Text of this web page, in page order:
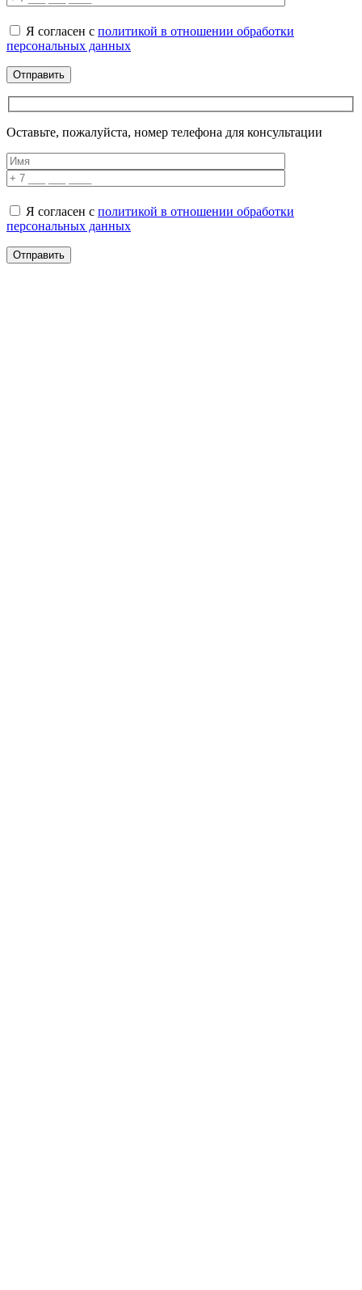
Я согласен с политикой в отношении обработки
персональных данных
Оставьте, пожалуйста, номер телефона для консультации
Я согласен с политикой в отношении обработки
персональных данных